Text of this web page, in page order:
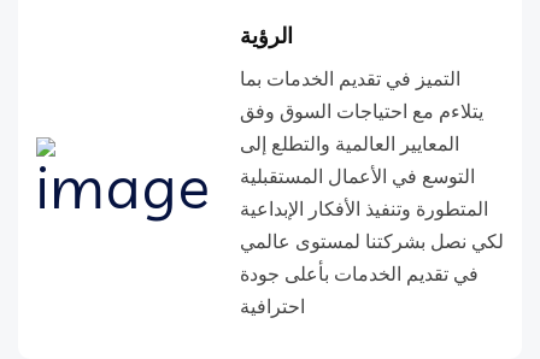
الرؤية
التميز في تقديم الخدمات بما
يتلاءم مع احتياجات السوق وفق
المعايير العالمية والتطلع إلى
التوسع في الأعمال المستقبلية
المتطورة وتنفيذ الأفكار الإبداعية
لكي نصل بشركتنا لمستوى عالمي
في تقديم الخدمات بأعلى جودة
احترافية